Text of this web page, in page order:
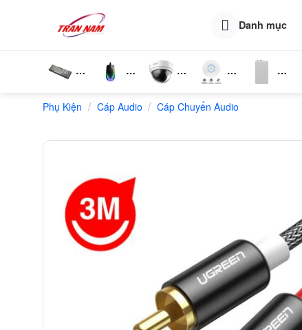
Danh mục
Phím
Wifi
Wifi
Phụ Kiện / Cáp Audio / Cáp Chuyển Audio